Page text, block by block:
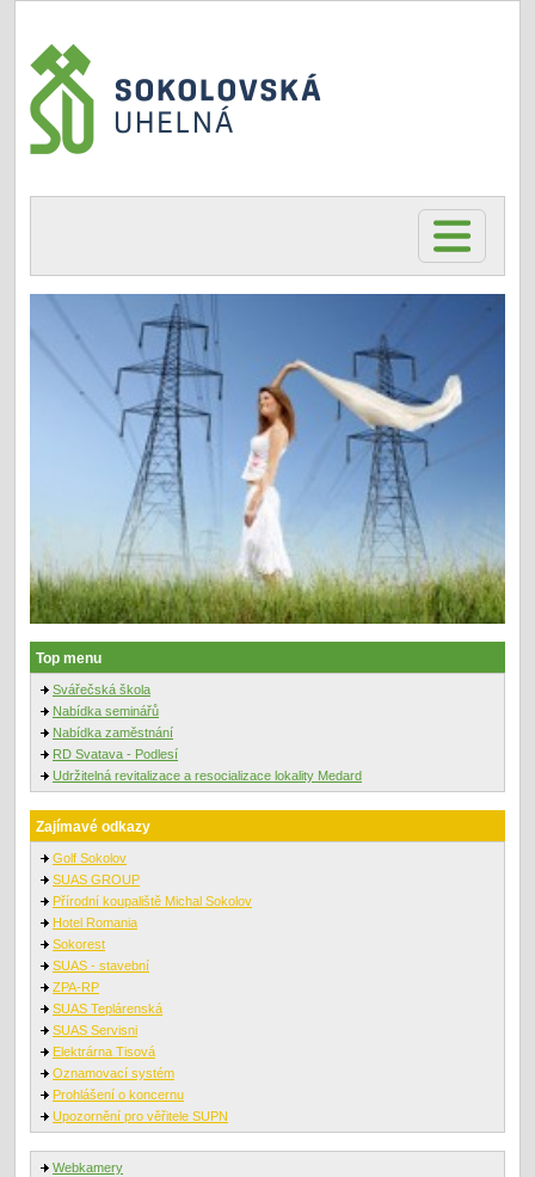
Top menu
Svářečská škola
Nabídka seminářů
Nabídka zaměstnání
RD Svatava - Podlesí
Udržitelná revitalizace a resocializace lokality Medard
Zajímavé odkazy
Golf Sokolov
SUAS GROUP
Přírodní koupaliště Michal Sokolov
Hotel Romania
Sokorest
SUAS - stavební
ZPA-RP
SUAS Teplárenská
SUAS Servisni
Elektrárna Tisová
Oznamovací systém
Prohlášení o koncernu
Upozornění pro věřitele SUPN
Webkamery